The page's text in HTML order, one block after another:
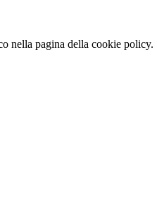
nella pagina della cookie policy.